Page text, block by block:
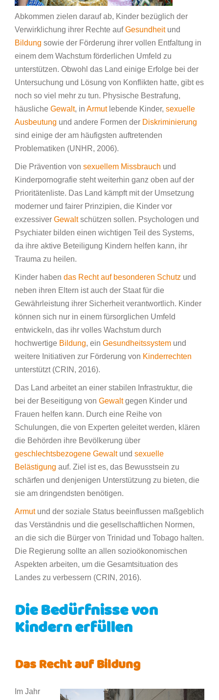
Abkommen zielen darauf ab, Kinder bezüglich der
Verwirklichung ihrer Rechte aufGesundheitund
Bildung sowie der Förderung ihrer vollen Entfaltung in
einem dem Wachstum förderlichen Umfeld zu
unterstützen. Obwohl das Land einige Erfolge bei der
Untersuchung und Lösung von Konflikten hatte, gibt es
noch so viel mehr zu tun. Physische Bestrafung,
häusliche Gewalt, in Armutlebende Kinder, sexuelle
Ausbeutung und andere Formen der Diskriminierung
sind einige der am häufigsten auftretenden
Problematiken (UNHR, 2006).
Die Prävention von sexuellem Missbrauch und
Kinderpornografie steht weiterhin ganz oben auf der
Prioritätenliste. Das Land kämpft mit der Umsetzung
moderner und fairer Prinzipien, die Kinder vor
exzessiver Gewaltschützen sollen. Psychologen und
Psychiater bilden einen wichtigen Teil des Systems,
da ihre aktive Beteiligung Kindern helfen kann, ihr
Trauma zu heilen.
Kinder haben das Recht auf besonderen Schutz und
neben ihren Eltern ist auch der Staat für die
Gewährleistung ihrer Sicherheit verantwortlich. Kinder
können sich nur in einem fürsorglichen Umfeld
entwickeln, das ihr volles Wachstum durch
hochwertige Bildung, ein Gesundheitssystem und
weitere Initiativen zur Förderung von Kinderrechten
unterstützt (CRIN, 2016).
Das Land arbeitet an einer stabilen Infrastruktur, die
bei der Beseitigung von Gewaltgegen Kinder und
Frauen helfen kann. Durch eine Reihe von
Schulungen, die von Experten geleitet werden, klären
die Behörden ihre Bevölkerung über
geschlechtsbezogene Gewaltund sexuelle
Belästigung auf. Ziel ist es, das Bewusstsein zu
schärfen und denjenigen Unterstützung zu bieten, die
sie am dringendsten benötigen.
Armutund der soziale Status beeinflussen maßgeblich
das Verständnis und die gesellschaftlichen Normen,
an die sich die Bürger von Trinidad und Tobago halten.
Die Regierung sollte an allen sozioökonomischen
Aspekten arbeiten, um die Gesamtsituation des
Landes zu verbessern (CRIN, 2016).
Die Bedürfnisse von
Kindern erfüllen
Das Recht auf Bildung
Im Jahr